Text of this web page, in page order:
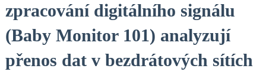
zpracování digitálního signálu
(Baby Monitor 101) analyzují
přenos dat v bezdrátových sítích